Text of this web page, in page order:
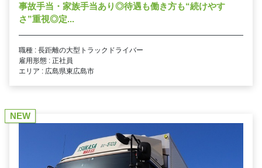
事故手当・家族手当あり◎待遇も働き方も“続けやす
さ”重視◎定...
職種 : 長距離の大型トラックドライバー
雇用形態 : 正社員
エリア : 広島県東広島市
NEW